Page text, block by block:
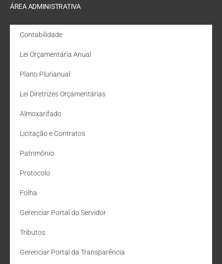
ÁREA ADMINISTRATIVA
Contabilidade
Lei Orçamentária Anual
Plano Plurianual
Lei Diretrizes Orçamentárias
Almoxarifado
Licitação e Contratos
Patrimônio
Protocolo
Folha
Gerenciar Portal do Servidor
Tributos
Gerenciar Portal da Transparência